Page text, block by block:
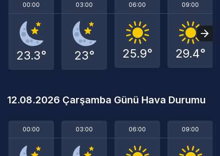
00:00
23.3°
03:00
23°
06:00
25.9°
09:00
29.4°
12.08.2026 Çarşamba Günü Hava Durumu
00:00 03:00 06:00 09:00